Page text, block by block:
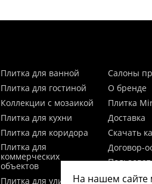
Плитка для ванной
Плитка для гостиной
Коллекции с мозаикой
Плитка для кухни
Плитка для коридора
Плитка для
коммерческих
объектов
Плитка для улицы
Салоны
О бренде
Плитка
Доставка
Скачать
Договор-
На нашем сайте